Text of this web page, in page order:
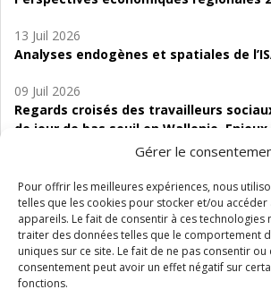
Gérer le
Pour offrir les meilleures expériences, nous
telles que les cookies pour stocker et/ou
appareils. Le fait de consentir à ces technologies
traiter des données telles que le comportement
uniques sur ce site. Le fait de ne pas consentir
consentement peut avoir un effet négatif sur
fonctions.
13 Juil 2026
Analyses endogènes et spatiales de
09 Juil 2026
Regards croisés des travailleurs
de jour de bas seuil en Wallonie.
06 Juil 2026
Étude d’évaluabilité des Structures
d’accompagnement à l’autocréation
01 Juil 2026
Pénurie du personnel infirmier :quels